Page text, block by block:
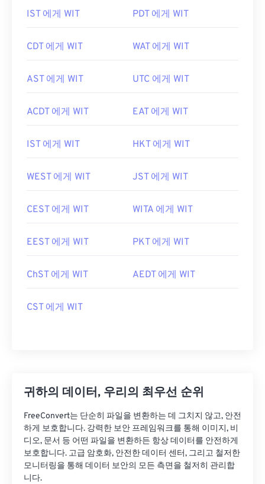
IST 에게 WIT PDT 에게 WIT
CDT 에게 WIT WAT 에게 WIT
AST 에게 WIT UTC 에게 WIT
ACDT 에게 WIT EAT 에게 WIT
IST 에게 WIT HKT 에게 WIT
WEST 에게 WIT JST 에게 WIT
CEST 에게 WIT WITA 에게 WIT
EEST 에게 WIT PKT 에게 WIT
ChST 에게 WIT AEDT 에게 WIT
CST 에게 WIT
귀하의 데이터, 우리의 최우선 순위
FreeConvert는 단순히 파일을 변환하는 데 그치지 않고, 안전
하게 보호합니다. 강력한 보안 프레임워크를 통해 이미지, 비
디오, 문서 등 어떤 파일을 변환하든 항상 데이터를 안전하게
보호합니다. 고급 암호화, 안전한 데이터 센터, 그리고 철저한
모니터링을 통해 데이터 보안의 모든 측면을 철저히 관리합
니다.